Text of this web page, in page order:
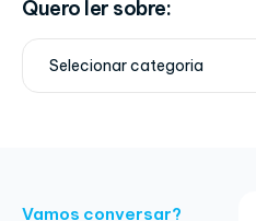
Quero ler sobre:
Vamos conversar?